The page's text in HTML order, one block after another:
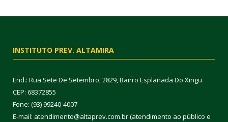
INSTITUTO PREV. ALTAMIRA
End.: Rua Sete De Setembro, 2829, Bairro Esplanada Do Xingu
CEP: 68372855
Fone: (93) 99240-4007
E-mail: atendimento@altaprev.com.br (atendimento ao público e